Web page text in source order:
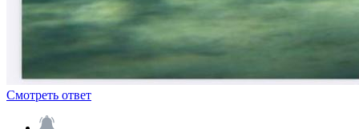
Смотреть ответ